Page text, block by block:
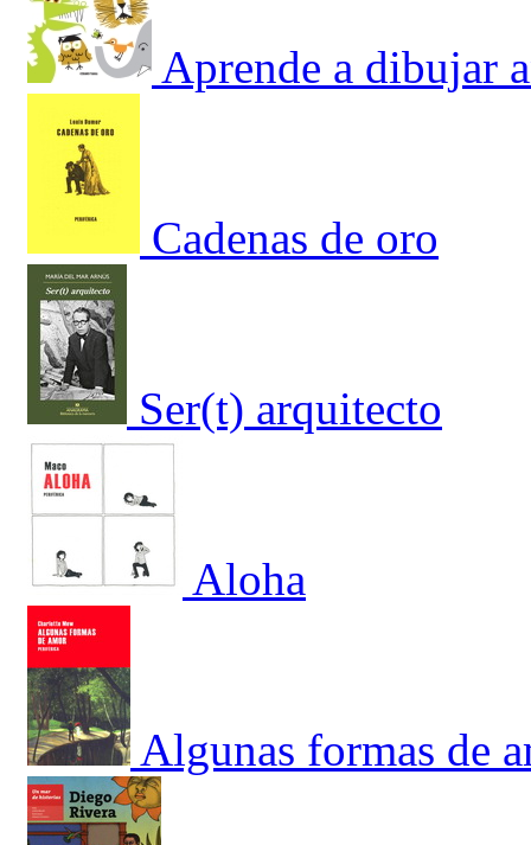
Aprende a dibujar
Cadenas de oro
Ser(t) arquitecto
Aloha
Algunas formas de